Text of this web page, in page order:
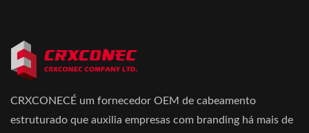
CRXCONECÉ um fornecedor OEM de cabeamento
estruturado que auxilia empresas com branding há mais de